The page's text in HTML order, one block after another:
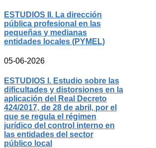
ESTUDIOS II. La dirección
pública profesional en las
pequeñas y medianas
entidades locales (PYMEL)
05-06-2026
ESTUDIOS I. Estudio sobre las
dificultades y distorsiones en la
aplicación del Real Decreto
424/2017, de 28 de abril, por el
que se regula el régimen
jurídico del control interno en
las entidades del sector
público local